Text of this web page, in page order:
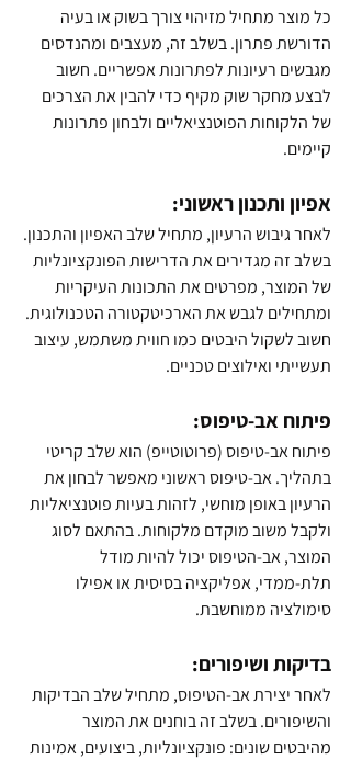
כל מוצר מתחיל מזיהוי צורך בשוק או בעיה
הדורשת פתרון. בשלב זה, מעצבים ומהנדסים
מגבשים רעיונות לפתרונות אפשריים. חשוב
לבצע מחקר שוק מקיף כדי להבין את הצרכים
של הלקוחות הפוטנציאליים ולבחון פתרונות
קיימים.
אפיון ותכנון ראשוני:
לאחר גיבוש הרעיון, מתחיל שלב האפיון והתכנון.
בשלב זה מגדירים את הדרישות הפונקציונליות
של המוצר, מפרטים את התכונות העיקריות
ומתחילים לגבש את הארכיטקטורה הטכנולוגית.
חשוב לשקול היבטים כמו חווית משתמש, עיצוב
תעשייתי ואילוצים טכניים.
פיתוח אב-טיפוס:
פיתוח אב-טיפוס (פרוטוטייפ) הוא שלב קריטי
בתהליך. אב-טיפוס ראשוני מאפשר לבחון את
הרעיון באופן מוחשי, לזהות בעיות פוטנציאליות
ולקבל משוב מוקדם מלקוחות. בהתאם לסוג
המוצר, אב-הטיפוס יכול להיות מודל
תלת-ממדי, אפליקציה בסיסית או אפילו
סימולציה ממוחשבת.
בדיקות ושיפורים:
לאחר יצירת אב-הטיפוס, מתחיל שלב הבדיקות
והשיפורים. בשלב זה בוחנים את המוצר
מהיבטים שונים: פונקציונליות, ביצועים, אמינות